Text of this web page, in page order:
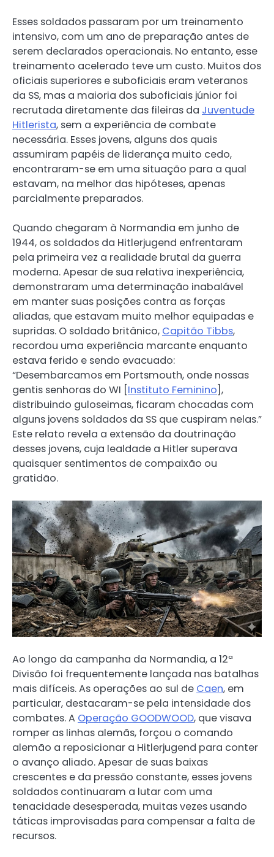
Esses soldados passaram por um treinamento
intensivo, com um ano de preparação antes de
serem declarados operacionais. No entanto, esse
treinamento acelerado teve um custo. Muitos dos
oficiais superiores e suboficiais eram veteranos
da SS, mas a maioria dos suboficiais júnior foi
recrutada diretamente das fileiras da Juventude
Hitlerista, sem a experiência de combate
necessária. Esses jovens, alguns dos quais
assumiram papéis de liderança muito cedo,
encontraram-se em uma situação para a qual
estavam, na melhor das hipóteses, apenas
parcialmente preparados.
Quando chegaram à Normandia em junho de
1944, os soldados da Hitlerjugend enfrentaram
pela primeira vez a realidade brutal da guerra
moderna. Apesar de sua relativa inexperiência,
demonstraram uma determinação inabalável
em manter suas posições contra as forças
aliadas, que estavam muito melhor equipadas e
supridas. O soldado britânico, Capitão Tibbs,
recordou uma experiência marcante enquanto
estava ferido e sendo evacuado:
“Desembarcamos em Portsmouth, onde nossas
gentis senhoras do WI [Instituto Feminino],
distribuindo guloseimas, ficaram chocadas com
alguns jovens soldados da SS que cuspiram nelas.”
Este relato revela a extensão da doutrinação
desses jovens, cuja lealdade a Hitler superava
quaisquer sentimentos de compaixão ou
gratidão.
Ao longo da campanha da Normandia, a 12ª
Divisão foi frequentemente lançada nas batalhas
mais difíceis. As operações ao sul de Caen, em
particular, destacaram-se pela intensidade dos
combates. A Operação GOODWOOD, que visava
romper as linhas alemãs, forçou o comando
alemão a reposicionar a Hitlerjugend para conter
o avanço aliado. Apesar de suas baixas
crescentes e da pressão constante, esses jovens
soldados continuaram a lutar com uma
tenacidade desesperada, muitas vezes usando
táticas improvisadas para compensar a falta de
recursos.